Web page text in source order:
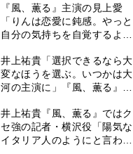
線？」「子どもの話だと…」
来週の『風、薫る』あらす
じ。派出看護を軌道に乗せよ
うと懸命に働く直美。そして
バレあり＞
『風、薫る』見上愛「りんの
心が病気になっていく演技が
難しくて。看護は想像以上に
もっと見る